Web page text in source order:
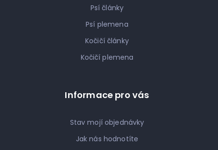
Psí články
Psí plemena
Kočičí články
Kočičí plemena
Informace pro vás
Stav mojí objednávky
Jak nás hodnotíte